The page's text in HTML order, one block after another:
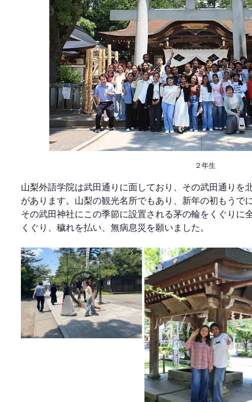
２年生
山梨外語学院は武田通りに面しており、その武田通りを
があります。山梨の観光名所でもあり、新年の初もうで
その武田神社にこの季節に設置される茅の輪をくぐりに
くぐり、穢れを払い、無病息災を願いました。